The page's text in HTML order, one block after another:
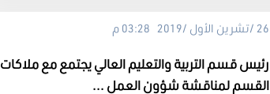
26 /تشرين الأول /2019 03:28 م
رئيس قسم التربية والتعليم العالي يجتمع مع ملاكات
القسم لمناقشة شؤون العمل ...